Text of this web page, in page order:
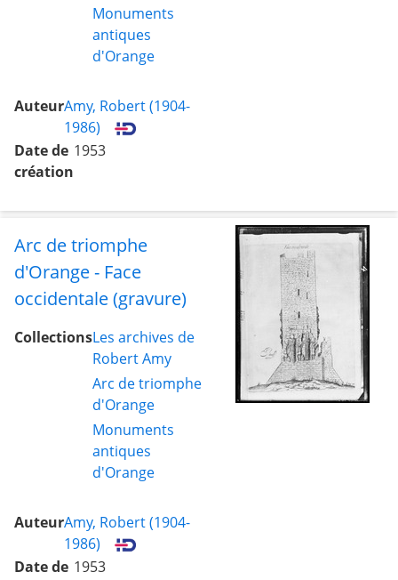
Monuments
antiques
d'Orange
AuteurAmy, Robert (1904-
1986)
Date de
création
1953
Arc de triomphe
d'Orange - Face
occidentale (gravure)
CollectionsLes archives de
Robert Amy
Arc de triomphe
d'Orange
Monuments
antiques
d'Orange
AuteurAmy, Robert (1904-
1986)
Date de 1953